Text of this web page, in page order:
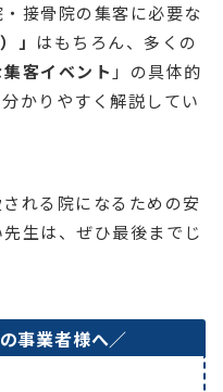
接骨院の集客に必要な
」 はもちろん、多くの
客イベント 」の具体的
かりやすく解説してい
れる院になるための安
生は、ぜひ最後までじ
事業者様へ／